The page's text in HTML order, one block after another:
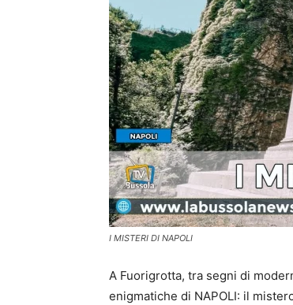
I MISTERI DI NAPOLI
A Fuorigrotta, tra segni di
enigmatiche di NAPOLI: il